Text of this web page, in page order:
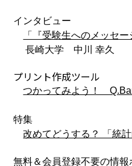
インタビュー
「『受験生へのメッセ
長崎大学 中川 幸久
プリント作成ツール
つかってみよう！
特集
改めてどうする？ 「統計
無料＆会員登録不要の情